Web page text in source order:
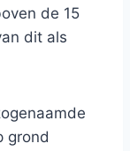
de 15
dit als
grond